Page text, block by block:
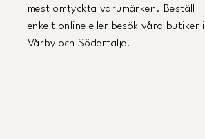
mest omtyckta varumärken. Beställ
enkelt online eller besök våra butiker i
Vårby och Södertälje!